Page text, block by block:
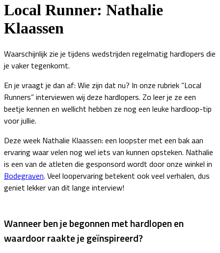
Local Runner: Nathalie
Klaassen
Waarschijnlijk zie je tijdens wedstrijden regelmatig hardlopers die
je vaker tegenkomt.
En je vraagt je dan af: Wie zijn dat nu? In onze rubriek “Local
Runners” interviewen wij deze hardlopers. Zo leer je ze een
beetje kennen en wellicht hebben ze nog een leuke hardloop-tip
voor jullie.
Deze week Nathalie Klaassen: een loopster met een bak aan
ervaring waar velen nog wel iets van kunnen opsteken. Nathalie
is een van de atleten die gesponsord wordt door onze winkel in
Bodegraven. Veel loopervaring betekent ook veel verhalen, dus
geniet lekker van dit lange interview!
Wanneer ben je begonnen met hardlopen en
waardoor raakte je geïnspireerd?